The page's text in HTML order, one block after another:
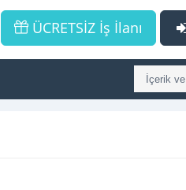
ÜCRETSİZ İş İlanı